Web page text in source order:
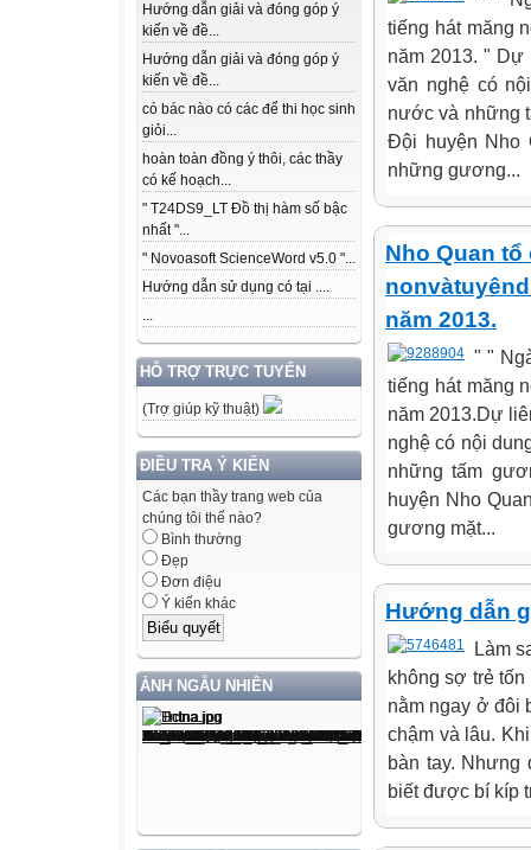
Hướng dẫn giải và đóng góp ý
kiến về đề...
Hướng dẫn giải và đóng góp ý
kiến về đề...
có bác nào có các để thi học sinh
giỏi...
hoàn toàn đồng ý thôi, các thầy
có kế hoạch...
" T24DS9_LT Đồ thị hàm số bậc
nhất "...
" Novoasoft ScienceWord v5.0 "...
Hướng dẫn sử dụng có tại ....
...
HỖ TRỢ TRỰC TUYẾN
(Trợ giúp kỹ thuật)
ĐIỀU TRA Ý KIẾN
Các bạn thầy trang web của
chúng tôi thế nào?
Bình thường
Đẹp
Đơn điệu
Ý kiến khác
ẢNH NGẪU NHIÊN
tiếng hát măng
năm 2013. " Dự
văn nghệ có
nước và những
Đội huyện Nho
những gương...
Nho Quan
năm 2013.
" "
tiếng hát măng
năm 2013.Dự
nghệ có nội
những tấm
huyện Nho
gương mặt...
Hướng dẫn
Làm
không sợ trẻ
nằm ngay ở đôi
chậm và lâu.
bàn tay.
biết được bí kíp